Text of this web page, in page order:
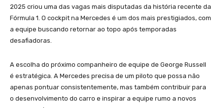
2025 criou uma das vagas mais disputadas da história recente da
Fórmula 1. O cockpit na Mercedes é um dos mais prestigiados, com
a equipe buscando retornar ao topo após temporadas
desafiadoras.
A escolha do próximo companheiro de equipe de George Russell
é estratégica. A Mercedes precisa de um piloto que possa não
apenas pontuar consistentemente, mas também contribuir para
o desenvolvimento do carro e inspirar a equipe rumo a novos